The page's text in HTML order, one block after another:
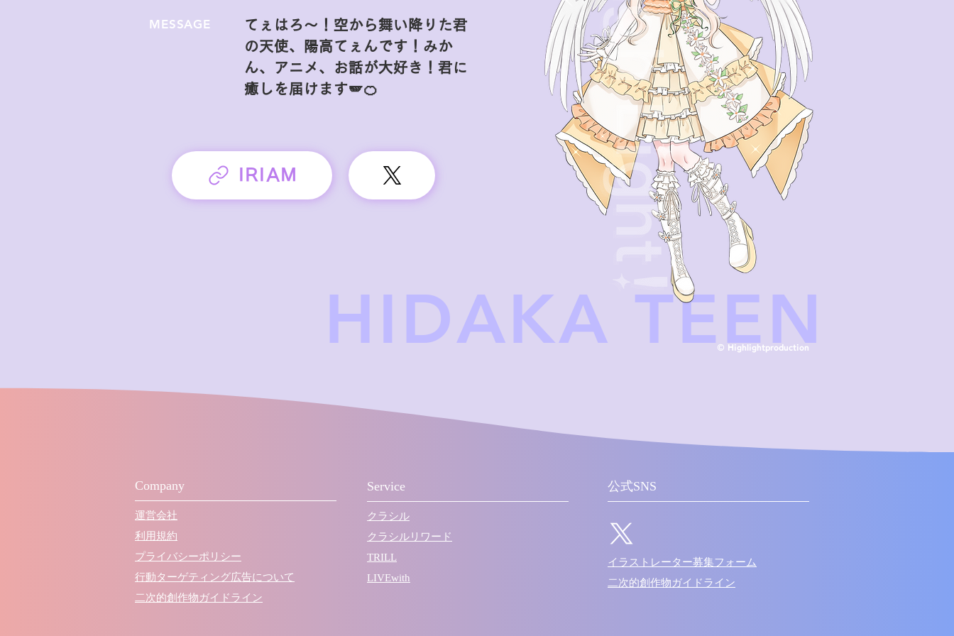
HIDAKA TEEN
MESSAGE
てぇはろ〜！空から舞い降りた君
の天使、陽高てぇんです！みか
ん、アニメ、お話が大好き！君に
癒しを届けます🪽‪🍊
IRIAM
© Highlightproduction
Company
運営会社
利用規約
プライバシーポリシー
行動ターゲティング広告について
​二次的創作物ガイドライン
Service
クラシル
クラシルリワード
TRILL
LIVEwith
公式SNS
​イラストレーター募集フォーム
​二次的創作物ガイドライン